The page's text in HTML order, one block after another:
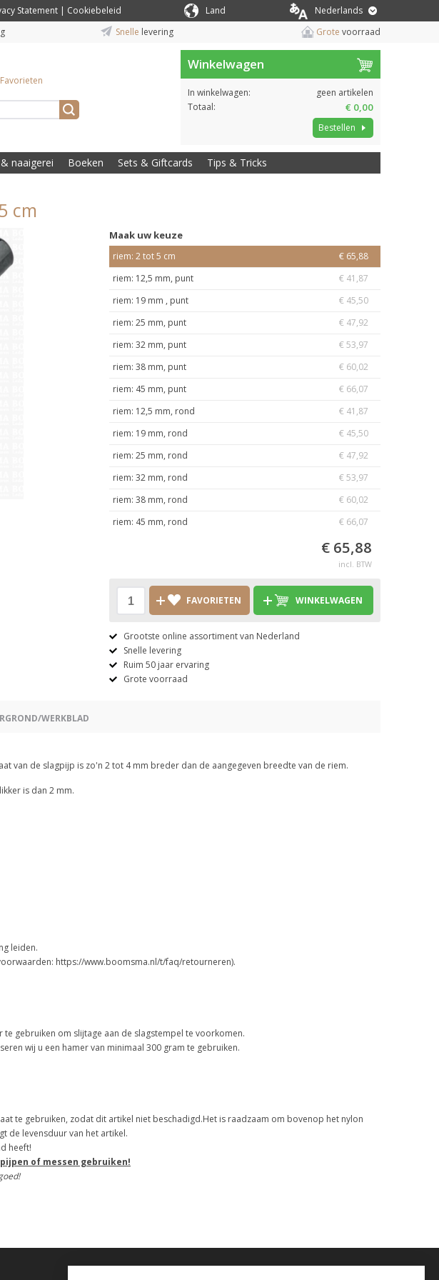
Statement | Cookiebeleid Land
Nederlands
Snelle levering Grote voorraad
Favorieten
Winkelwagen
In winkelwagen:
geen artikelen
Totaal:
€ 0,00
Bestellen
naaigerei Boeken Sets & Giftcards Tips & Tricks
cm
Maak uw keuze
riem: 2 tot 5 cm
€ 65,88
riem: 12,5 mm, punt
€ 41,87
riem: 19 mm , punt
€ 45,50
riem: 25 mm, punt
€ 47,92
riem: 32 mm, punt
€ 53,97
riem: 38 mm, punt
€ 60,02
riem: 45 mm, punt
€ 66,07
riem: 12,5 mm, rond
€ 41,87
riem: 19 mm, rond
€ 45,50
riem: 25 mm, rond
€ 47,92
riem: 32 mm, rond
€ 53,97
riem: 38 mm, rond
€ 60,02
riem: 45 mm, rond
€ 66,07
€ 65,88
incl. BTW
FAVORIETEN WINKELWAGEN
Grootste online assortiment van Nederland
Snelle levering
Ruim 50 jaar ervaring
Grote voorraad
WERKBLAD
van de slagpijp is zo'n 2 tot 4 mm breder dan de aangegeven breedte van de riem.
is dan 2 mm.
leiden.
https://www.boomsma.nl/t/faq/retourneren).
gebruiken om slijtage aan de slagstempel te voorkomen.
wij u een hamer van minimaal 300 gram te gebruiken.
te gebruiken, zodat dit artikel niet beschadigd.Het is raadzaam om bovenop het nylon
de levensduur van het artikel.
heeft!
of messen gebruiken!